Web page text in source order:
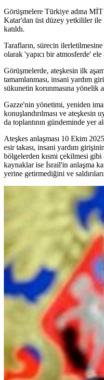
Görüşmelere Türkiye adına MİT
Katar'dan üst düzey yetkililer
katıldı.
Tarafların, sürecin
olarak 'yapıcı bir atmosferde' ele
Görüşmelerde, ateşkesin ilk
tamamlanması, insani yardım
sükunetin korunmasına yönelik
Gazze'nin yönetimi, yeniden
konuşlandırılması ve ateşkesin
da toplantının gündeminde yer
Ateşkes anlaşması 10 Ekim
esir takası, insani yardım
bölgelerden kısmi çekilmesi gibi
kaynaklar ise İsrail'in anlaşma
yerine getirmediğini ve